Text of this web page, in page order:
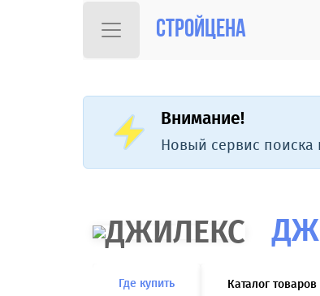
Стройцена
Внимание!
Новый сервис поиска
Где купить Каталог товаров